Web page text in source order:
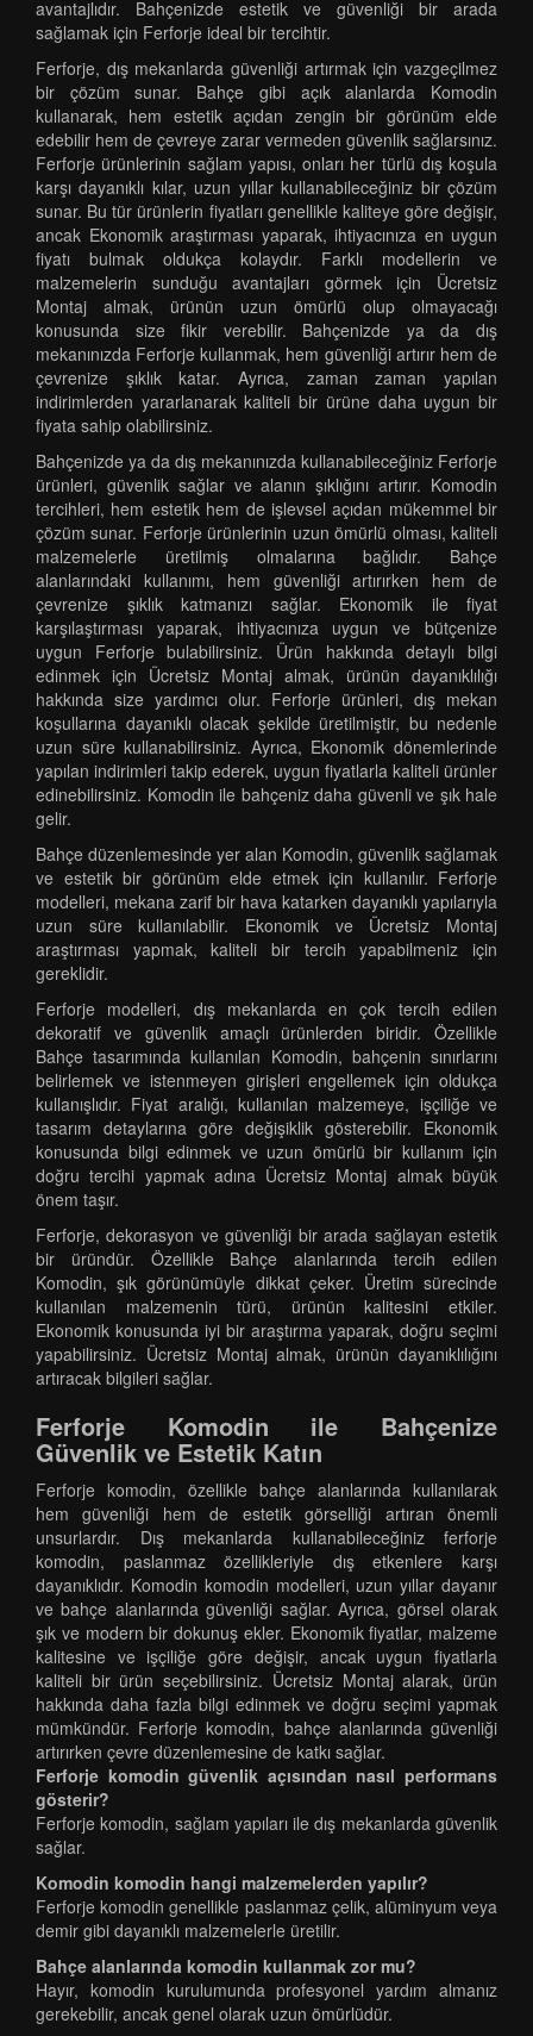
avantajlıdır. Bahçenizde estetik ve güvenliği bir arada
sağlamak için Ferforje ideal bir tercihtir.
Ferforje, dış mekanlarda güvenliği artırmak için vazgeçilmez
bir çözüm sunar. Bahçe gibi açık alanlarda Komodin
kullanarak, hem estetik açıdan zengin bir görünüm elde
edebilir hem de çevreye zarar vermeden güvenlik sağlarsınız.
Ferforje ürünlerinin sağlam yapısı, onları her türlü dış koşula
karşı dayanıklı kılar, uzun yıllar kullanabileceğiniz bir çözüm
sunar. Bu tür ürünlerin fiyatları genellikle kaliteye göre değişir,
ancak Ekonomik araştırması yaparak, ihtiyacınıza en uygun
fiyatı bulmak oldukça kolaydır. Farklı modellerin ve
malzemelerin sunduğu avantajları görmek için Ücretsiz
Montaj almak, ürünün uzun ömürlü olup olmayacağı
konusunda size fikir verebilir. Bahçenizde ya da dış
mekanınızda Ferforje kullanmak, hem güvenliği artırır hem de
çevrenize şıklık katar. Ayrıca, zaman zaman yapılan
indirimlerden yararlanarak kaliteli bir ürüne daha uygun bir
fiyata sahip olabilirsiniz.
Bahçenizde ya da dış mekanınızda kullanabileceğiniz Ferforje
ürünleri, güvenlik sağlar ve alanın şıklığını artırır. Komodin
tercihleri, hem estetik hem de işlevsel açıdan mükemmel bir
çözüm sunar. Ferforje ürünlerinin uzun ömürlü olması, kaliteli
malzemelerle üretilmiş olmalarına bağlıdır. Bahçe
alanlarındaki kullanımı, hem güvenliği artırırken hem de
çevrenize şıklık katmanızı sağlar. Ekonomik ile fiyat
karşılaştırması yaparak, ihtiyacınıza uygun ve bütçenize
uygun Ferforje bulabilirsiniz. Ürün hakkında detaylı bilgi
edinmek için Ücretsiz Montaj almak, ürünün dayanıklılığı
hakkında size yardımcı olur. Ferforje ürünleri, dış mekan
koşullarına dayanıklı olacak şekilde üretilmiştir, bu nedenle
uzun süre kullanabilirsiniz. Ayrıca, Ekonomik dönemlerinde
yapılan indirimleri takip ederek, uygun fiyatlarla kaliteli ürünler
edinebilirsiniz. Komodin ile bahçeniz daha güvenli ve şık hale
gelir.
Bahçe düzenlemesinde yer alan Komodin, güvenlik sağlamak
ve estetik bir görünüm elde etmek için kullanılır. Ferforje
modelleri, mekana zarif bir hava katarken dayanıklı yapılarıyla
uzun süre kullanılabilir. Ekonomik ve Ücretsiz Montaj
araştırması yapmak, kaliteli bir tercih yapabilmeniz için
gereklidir.
Ferforje modelleri, dış mekanlarda en çok tercih edilen
dekoratif ve güvenlik amaçlı ürünlerden biridir. Özellikle
Bahçe tasarımında kullanılan Komodin, bahçenin sınırlarını
belirlemek ve istenmeyen girişleri engellemek için oldukça
kullanışlıdır. Fiyat aralığı, kullanılan malzemeye, işçiliğe ve
tasarım detaylarına göre değişiklik gösterebilir. Ekonomik
konusunda bilgi edinmek ve uzun ömürlü bir kullanım için
doğru tercihi yapmak adına Ücretsiz Montaj almak büyük
önem taşır.
Ferforje, dekorasyon ve güvenliği bir arada sağlayan estetik
bir üründür. Özellikle Bahçe alanlarında tercih edilen
Komodin, şık görünümüyle dikkat çeker. Üretim sürecinde
kullanılan malzemenin türü, ürünün kalitesini etkiler.
Ekonomik konusunda iyi bir araştırma yaparak, doğru seçimi
yapabilirsiniz. Ücretsiz Montaj almak, ürünün dayanıklılığını
artıracak bilgileri sağlar.
Ferforje Komodin ile Bahçenize
Güvenlik ve Estetik Katın
Ferforje komodin, özellikle bahçe alanlarında kullanılarak
hem güvenliği hem de estetik görselliği artıran önemli
unsurlardır. Dış mekanlarda kullanabileceğiniz ferforje
komodin, paslanmaz özellikleriyle dış etkenlere karşı
dayanıklıdır. Komodin komodin modelleri, uzun yıllar dayanır
ve bahçe alanlarında güvenliği sağlar. Ayrıca, görsel olarak
şık ve modern bir dokunuş ekler. Ekonomik fiyatlar, malzeme
kalitesine ve işçiliğe göre değişir, ancak uygun fiyatlarla
kaliteli bir ürün seçebilirsiniz. Ücretsiz Montaj alarak, ürün
hakkında daha fazla bilgi edinmek ve doğru seçimi yapmak
mümkündür. Ferforje komodin, bahçe alanlarında güvenliği
artırırken çevre düzenlemesine de katkı sağlar.
Ferforje komodin güvenlik açısından nasıl performans
gösterir?
Ferforje komodin, sağlam yapıları ile dış mekanlarda güvenlik
sağlar.
Komodin komodin hangi malzemelerden yapılır?
Ferforje komodin genellikle paslanmaz çelik, alüminyum veya
demir gibi dayanıklı malzemelerle üretilir.
Bahçe alanlarında komodin kullanmak zor mu?
Hayır, komodin kurulumunda profesyonel yardım almanız
gerekebilir, ancak genel olarak uzun ömürlüdür.